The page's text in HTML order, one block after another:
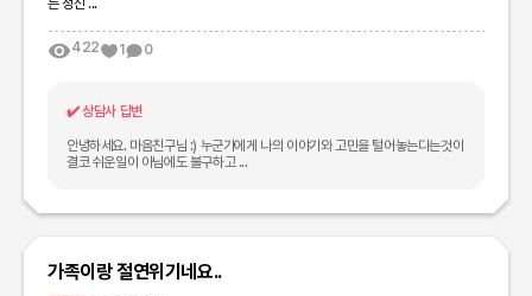
는 정신 ...
422 1 0
✔️상담사 답변
안녕하세요. 마음친구님 :) 누군가에게 나의 이야기와 고민을 털어놓는다는것이
결코 쉬운일이 아님에도 불구하고 ...
가족이랑 절연위기네요..